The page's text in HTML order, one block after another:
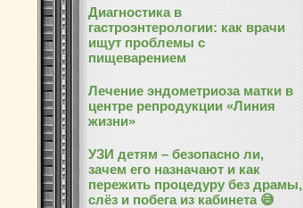
Диагностика в
гастроэнтерологии: как врачи
ищут проблемы с
пищеварением
Лечение эндометриоза матки в
центре репродукции «Линия
жизни»
УЗИ детям – безопасно ли,
зачем его назначают и как
пережить процедуру без драмы,
слёз и побега из кабинета 😅